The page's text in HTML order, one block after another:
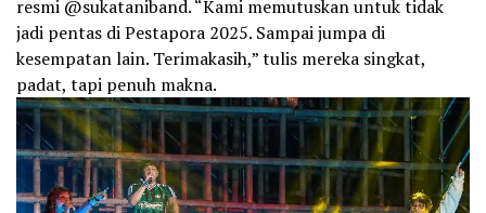
resmi @sukataniband. “Kami memutuskan untuk tidak
jadi pentas di Pestapora 2025. Sampai jumpa di
kesempatan lain. Terimakasih,” tulis mereka singkat,
padat, tapi penuh makna.